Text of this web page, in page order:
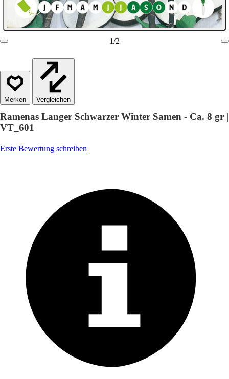
1/2
Vergleichen
Ramenas Langer Schwarzer Winter Samen - Ca. 8 gr |
VT_601
Erste Bewertung schreiben